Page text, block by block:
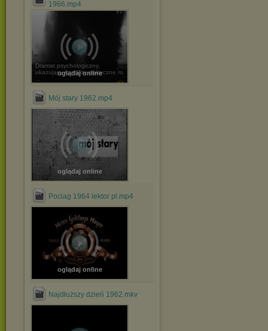
1966.mp4
oglądaj online
Dramat psychologiczny,
ukazujący konflikty polityczne ro
Mój stary 1962.mp4
oglądaj online
Pociag 1964 lektor pl.mp4
oglądaj online
Najdłuższy dzień 1962.mkv